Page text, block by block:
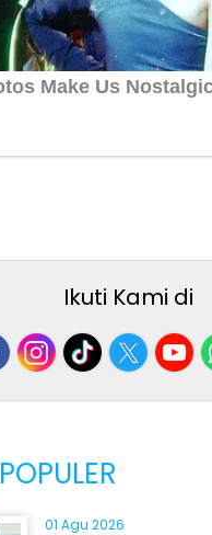
Ikuti Kami di
POPULER
01 Agu 2026